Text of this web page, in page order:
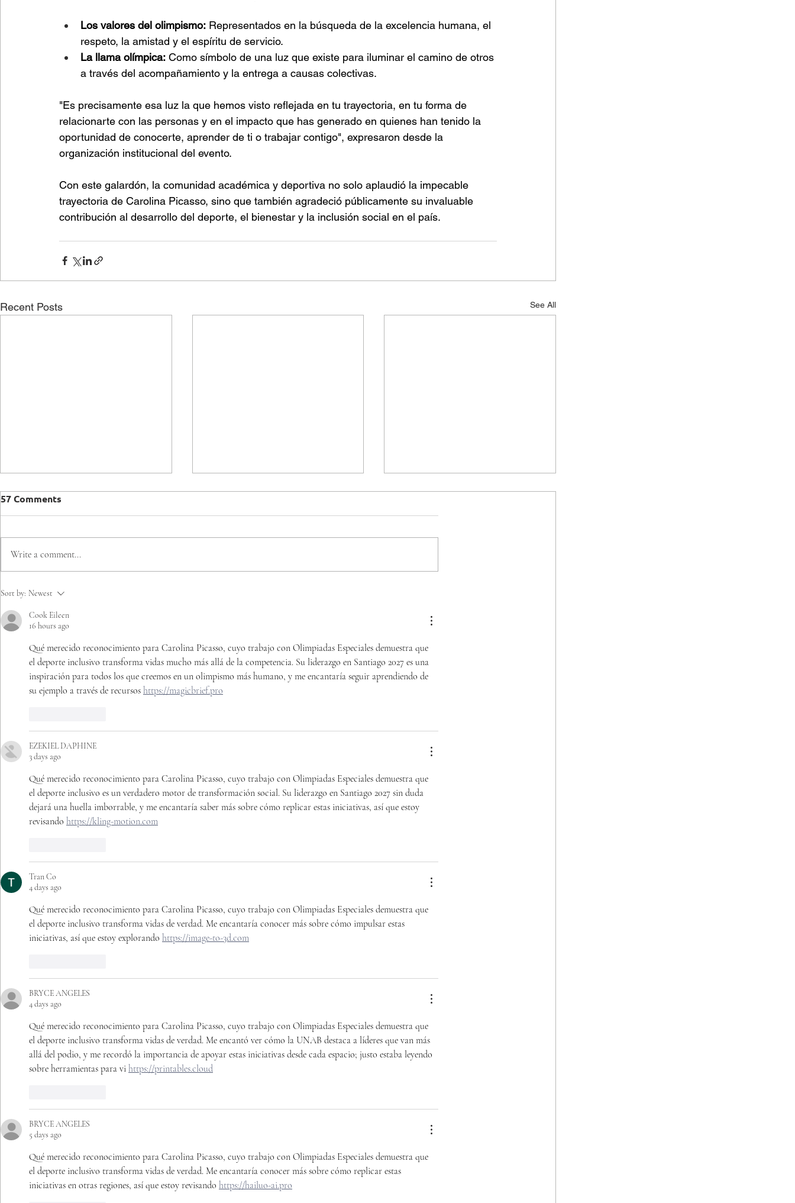
Los valores del olimpismo: Representados en la búsqueda de la excelencia humana, el
respeto, la amistad y el espíritu de servicio.
La llama olímpica: Como símbolo de una luz que existe para iluminar el camino de otros
a través del acompañamiento y la entrega a causas colectivas.
"Es precisamente esa luz la que hemos visto reflejada en tu trayectoria, en tu forma de
relacionarte con las personas y en el impacto que has generado en quienes han tenido la
oportunidad de conocerte, aprender de ti o trabajar contigo", expresaron desde la
organización institucional del evento.
Con este galardón, la comunidad académica y deportiva no solo aplaudió la impecable
trayectoria de Carolina Picasso, sino que también agradeció públicamente su invaluable
contribución al desarrollo del deporte, el bienestar y la inclusión social en el país.
Recent Posts See All
Comenzaron las
Juegos Mundiales de
Olimpiadas Especiales
Santiago 2027
con Clasificatorio de Tenis
de Mesa
Especiales Chile sellan
inclusión en la Región de
Antofagasta
57 Comments
Write a comment...
Sort by: Newest
Cook Eileen
16 hours ago
Qué merecido reconocimiento para Carolina Picasso, cuyo trabajo con Olimpiadas Especiales demuestra que
el deporte inclusivo transforma vidas mucho más allá de la competencia. Su liderazgo en Santiago 2027 es una
inspiración para todos los que creemos en un olimpismo más humano, y me encantaría seguir aprendiendo de
su ejemplo a través de recursos https://magicbrief.pro
EZEKIEL DAPHINE
3 days ago
Qué merecido reconocimiento para Carolina Picasso, cuyo trabajo con Olimpiadas Especiales demuestra que
el deporte inclusivo es un verdadero motor de transformación social. Su liderazgo en Santiago 2027 sin duda
dejará una huella imborrable, y me encantaría saber más sobre cómo replicar estas iniciativas, así que estoy
revisando https://kling-motion.com
Tran Co
4 days ago
Qué merecido reconocimiento para Carolina Picasso, cuyo trabajo con Olimpiadas Especiales demuestra que
el deporte inclusivo transforma vidas de verdad. Me encantaría conocer más sobre cómo impulsar estas
iniciativas, así que estoy explorando https://image-to-3d.com
BRYCE ANGELES
4 days ago
Qué merecido reconocimiento para Carolina Picasso, cuyo trabajo con Olimpiadas Especiales demuestra que
el deporte inclusivo transforma vidas de verdad. Me encantó ver cómo la UNAB destaca a líderes que van más
allá del podio, y me recordó la importancia de apoyar estas iniciativas desde cada espacio; justo estaba leyendo
sobre herramientas para vi https://printables.cloud
BRYCE ANGELES
5 days ago
Qué merecido reconocimiento para Carolina Picasso, cuyo trabajo con Olimpiadas Especiales demuestra que
el deporte inclusivo transforma vidas de verdad. Me encantaría conocer más sobre cómo replicar estas
iniciativas en otras regiones, así que estoy revisando https://hailuo-ai.pro